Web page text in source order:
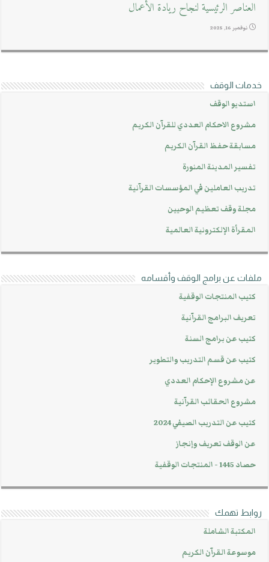
العناصر الرئيسية لنجاح ريادة الأعمال
نوفمبر 16, 2025
خدمات الوقف
استديو الوقف
مشروع الاحكام العددي للقرآن الكريم
مسابقة حفظ القرآن الكريم
تفسير المدينة المنورة
تدريب العاملين في المؤسسات القرآنية
مجلة وقف تعظيم الوحيين
المقرأة الإلكترونية العالمية
ملفات عن برامج الوقف وأقسامه
كتيب المنتجات الوقفية
تعريف البرامج القرآنية
كتيب عن برامج السنة
كتيب عن قسم التدريب والتطوير
عن مشروع الإحكام العددي
مشروع الحقائب القرآنية
كتيب عن التدريب الصيفي 2024
عن الوقف تعريف وإنجاز
حصاد 1445 - المنتجات الوقفية
روابط تهمك
المكتبة الشاملة
موسوعة القرآن الكريم